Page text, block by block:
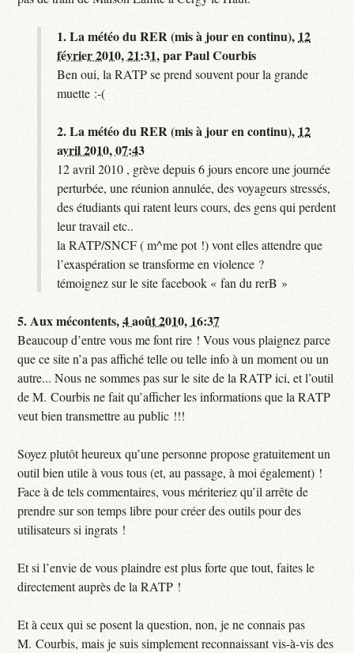
1.La météo du RER (mis à jour en continu), 12
février 2010, 21:31,parPaul Courbis
Ben oui, la RATP se prend souvent pour la grande
muette :-(
2.La météo du RER (mis à jour en continu), 12
avril 2010, 07:43
12 avril 2010 , grève depuis 6 jours encore une journée
perturbée, une réunion annulée, des voyageurs stressés,
des étudiants qui ratent leurs cours, des gens qui perdent
leur travail etc..
la RATP/SNCF ( m^me pot !) vont elles attendre que
l’exaspération se transforme en violence ?
témoignez sur le site facebook « fan du rerB »
5.Aux mécontents,4 août 2010, 16:37
Beaucoup d’entre vous me font rire ! Vous vous plaignez parce
que ce site n’a pas affiché telle ou telle info à un moment ou un
autre... Nous ne sommes pas sur le site de la RATP ici, et l’outil
de M. Courbis ne fait qu’afficher les informations que la RATP
veut bien transmettre au public !!!
Soyez plutôt heureux qu’une personne propose gratuitement un
outil bien utile à vous tous (et, au passage, à moi également) !
Face à de tels commentaires, vous mériteriez qu’il arrête de
prendre sur son temps libre pour créer des outils pour des
utilisateurs si ingrats !
Et si l’envie de vous plaindre est plus forte que tout, faites le
directement auprès de la RATP !
Et à ceux qui se posent la question, non, je ne connais pas
M. Courbis, mais je suis simplement reconnaissant vis-à-vis des